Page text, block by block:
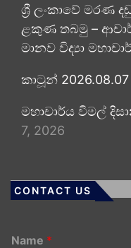
ශ්‍රී ලංකාවේ මරණ
ළකුණ තබමු –
මානව විද්‍යා
කාටූන් 2026.08.07
මහාචාර්ය විමල්
7, 2026
CONTACT US
Name *